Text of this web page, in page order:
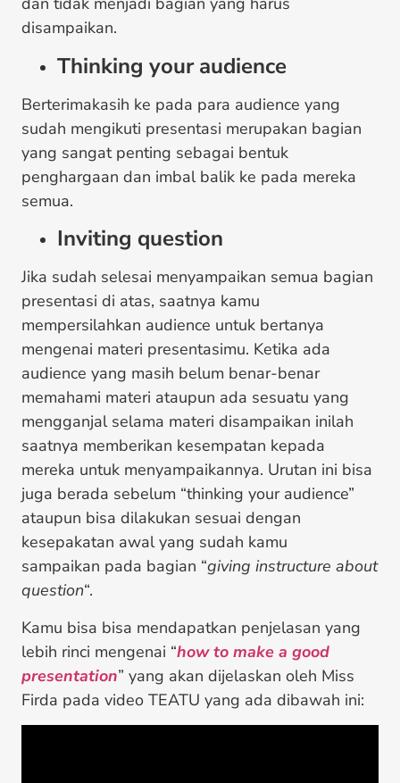
disampaikan.
Thinking your audience
Berterimakasih ke pada para audience yang
sudah mengikuti presentasi merupakan bagian
yang sangat penting sebagai bentuk
penghargaan dan imbal balik ke pada mereka
semua.
Inviting question
Jika sudah selesai menyampaikan semua bagian
presentasi di atas, saatnya kamu
mempersilahkan audience untuk bertanya
mengenai materi presentasimu. Ketika ada
audience yang masih belum benar-benar
memahami materi ataupun ada sesuatu yang
mengganjal selama materi disampaikan inilah
saatnya memberikan kesempatan kepada
mereka untuk menyampaikannya. Urutan ini bisa
juga berada sebelum “thinking your audience”
ataupun bisa dilakukan sesuai dengan
kesepakatan awal yang sudah kamu
sampaikan pada bagian “giving instructure about
question“.
Kamu bisa bisa mendapatkan penjelasan yang
lebih rinci mengenai “how to make a good
presentation” yang akan dijelaskan oleh Miss
Firda pada video TEATU yang ada dibawah ini: